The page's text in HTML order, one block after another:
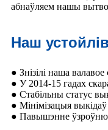
абнаўляем нашы
Наш
● Знізілі наша
● У 2014-15 гадах
● Стабільны статус
● Мінімізацыя
● Павышэнне ўзроўню